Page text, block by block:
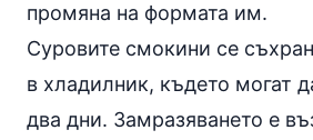
промяна на формата им.
Суровите смокини се
в хладилник, където могат
два дни. Замразяването е